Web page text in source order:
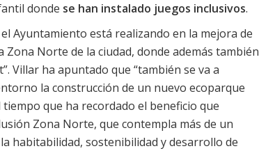
donde se han instalado juegos inclusivos.
Ayuntamiento está realizando en la mejora de
Zona Norte de la ciudad, donde además también
Villar ha apuntado que “también se va a
la construcción de un nuevo ecoparque
que ha recordado el beneficio que
Zona Norte, que contempla más de un
habitabilidad, sostenibilidad y desarrollo de